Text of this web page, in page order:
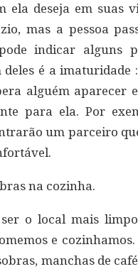
ela deseja em suas
mas a pessoa
indicar alguns
é a imaturidade
alguém aparecer
para ela. Por
um parceiro
na cozinha.
o local mais
e
manchas de